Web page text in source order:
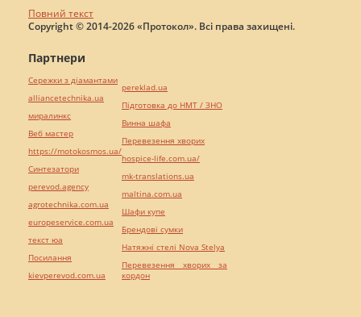
Повний текст
Copyright © 2014-2026 «Протокол». Всі права захищені.
Партнери
Сережки з діамантами
alliancetechnika.ua
миралинкс
Веб мастер
https://motokosmos.ua/
Синтезатори
perevod.agency
agrotechnika.com.ua
europeservice.com.ua
текст юа
Посилання
kievperevod.com.ua
pereklad.ua
Підготовка до НМТ / ЗНО
Винна шафа
Перевезення хворих
hospice-life.com.ua/
mk-translations.ua
maltina.com.ua
Шафи купе
Брендові сумки
Натяжні стелі Nova Stelya
Перевезення хворих за
кордон